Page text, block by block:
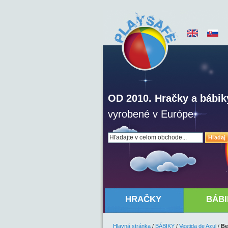
Hľadaj
OD 2010. Hračky a
vyrobené v Európe.
HRAČKY
Hlavná stránka / BÁBIKY / Vestida de Azul /